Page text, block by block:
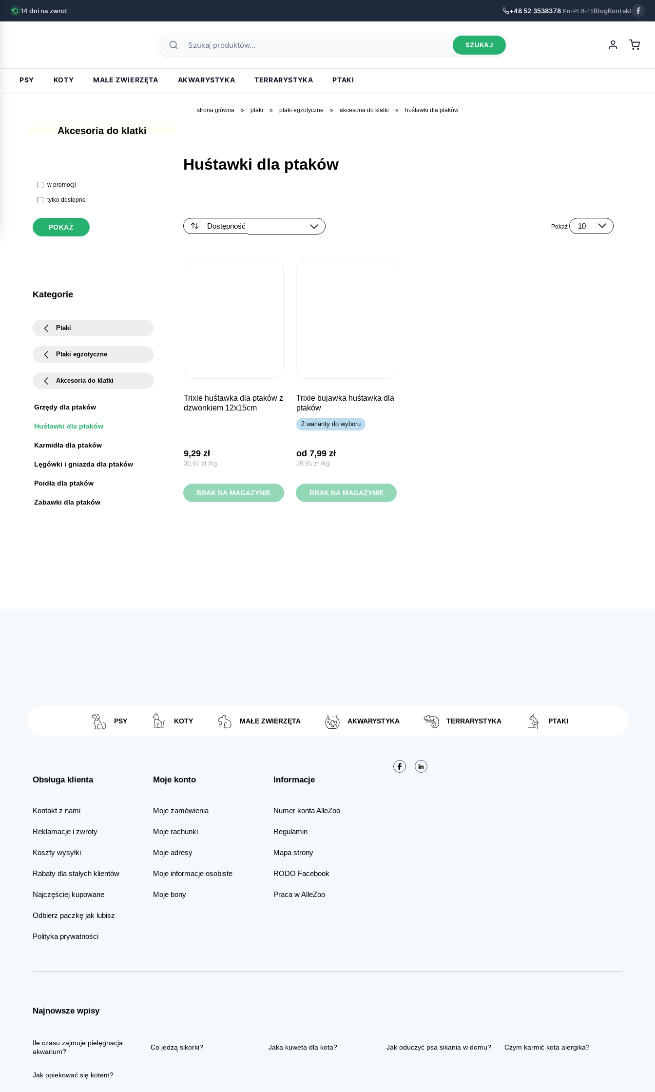
14 dni na zwrot +48 52 3538378 Pn-Pt 8-15BlogKontakt
SZUKAJ
PSY KOTY MAŁE ZWIERZĘTA AKWARYSTYKA TERRARYSTYKA PTAKI
strona główna » ptaki » ptaki egzotyczne » akcesoria do klatki » huśtawki dla ptaków
Akcesoria do klatki
w promocji
tylko dostępne
POKAŻ
Kategorie
Ptaki
Ptaki egzotyczne
Akcesoria do klatki
Grzędy dla ptaków
Huśtawki dla ptaków
Karmidła dla ptaków
Lęgówki i gniazda dla ptaków
Poidła dla ptaków
Zabawki dla ptaków
Huśtawki dla ptaków
Pokaż
trixie huśtawka dla ptaków z
dzwonkiem 12x15cm
9,29 zł
30,97 zł /kg
BRAK NA MAGAZYNIE
trixie bujawka huśtawka dla
ptaków
2 warianty do wyboru
od 7,99 zł
39,95 zł /kg
BRAK NA MAGAZYNIE
PSY KOTY MAŁE ZWIERZĘTA AKWARYSTYKA TERRARYSTYKA PTAKI
Obsługa klienta
Kontakt z nami
Reklamacje i zwroty
Koszty wysyłki
Rabaty dla stałych klientów
Najczęściej kupowane
Odbierz paczkę jak lubisz
Polityka prywatności
Moje konto
Moje zamówienia
Moje rachunki
Moje adresy
Moje informacje osobiste
Moje bony
Informacje
Numer konta AlleZoo
Regulamin
Mapa strony
RODO Facebook
Praca w AlleZoo
Najnowsze wpisy
Ile czasu zajmuje pielęgnacja
akwarium?
Co jedzą sikorki? Jaka kuweta dla kota? Jak oduczyć psa sikania w domu? Czym karmić kota alergika?
Jak opiekować się kotem?